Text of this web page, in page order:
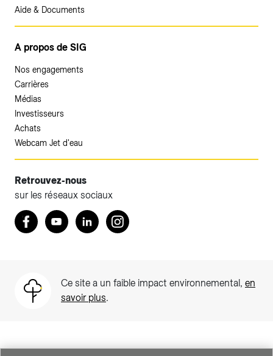
Aide & Documents
A propos de SIG
Nos engagements
Carrières
Médias
Investisseurs
Achats
Webcam Jet d'eau
Retrouvez-nous
sur les réseaux sociaux
Retrouvez nous sur Facebook
YoutubeLinkedInInstagram
Ce site a un faible impact environnemental, en
savoir plus.
Accéder à votre espace client SIG.
Votre espace client SIG n'est pas optimisé pour une
Particuliers)